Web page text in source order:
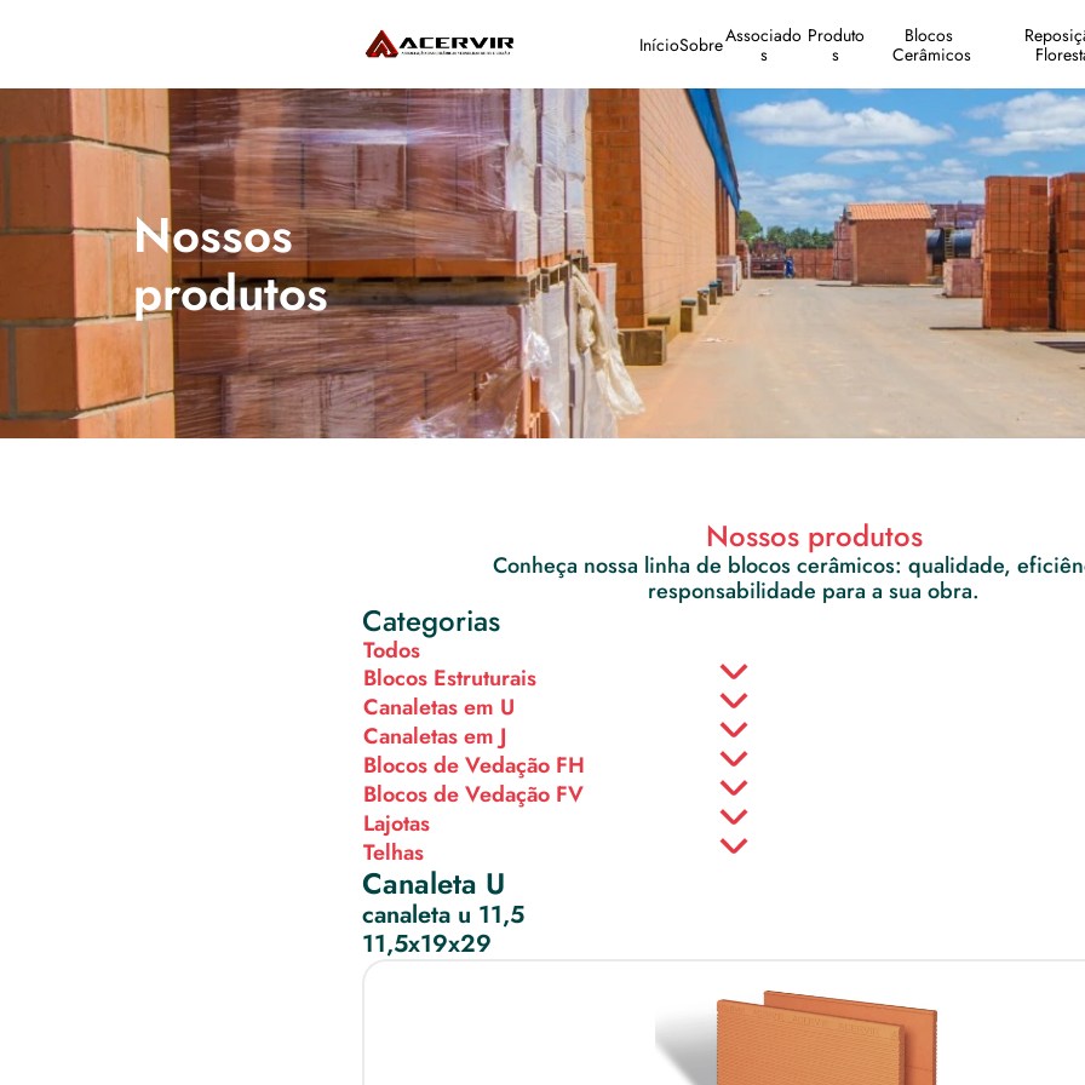
InícioSobreAssociado
s
Produto
s
Blocos
Cerâmicos
Nossos
produtos
Nossos produtos
Conheça nossa linha de blocos cerâmicos: qualidade,
responsabilidade para a sua obra.
Categorias
Todos
Blocos Estruturais
Canaletas em U
Canaletas em J
Blocos de Vedação FH
Blocos de Vedação FV
Lajotas
Telhas
Canaleta U
canaleta u 11,5
11,5x19x29